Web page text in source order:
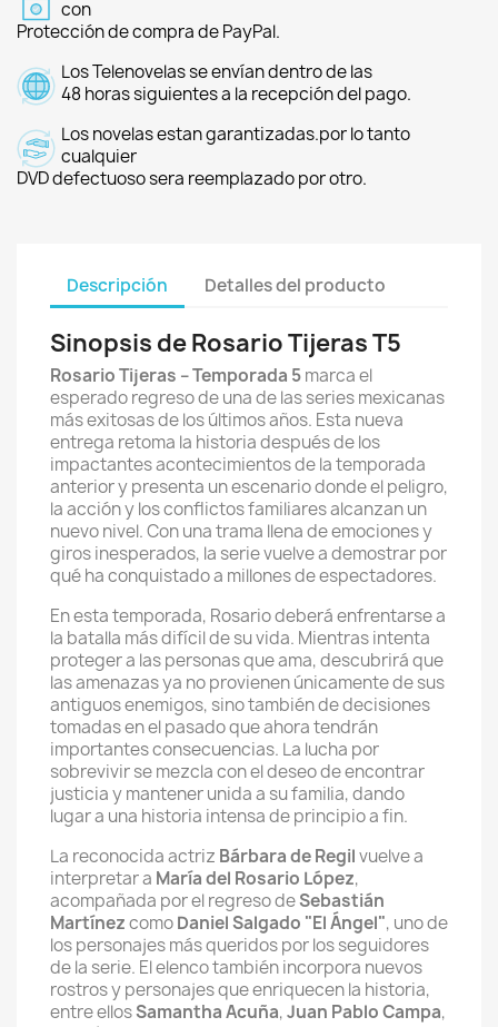
con
Protección de compra de PayPal.
Los Telenovelas se envían dentro de las
48 horas siguientes a la recepción del pago.
Los novelas estan garantizadas.por lo tanto
cualquier
DVD defectuoso sera reemplazado por otro.
Descripción Detalles del producto
Sinopsis de Rosario Tijeras T5
Rosario Tijeras – Temporada 5marca el
esperado regreso de una de las series mexicanas
más exitosas de los últimos años. Esta nueva
entrega retoma la historia después de los
impactantes acontecimientos de la temporada
anterior y presenta un escenario donde el peligro,
la acción y los conflictos familiares alcanzan un
nuevo nivel. Con una trama llena de emociones y
giros inesperados, la serie vuelve a demostrar por
qué ha conquistado a millones de espectadores.
En esta temporada, Rosario deberá enfrentarse a
la batalla más difícil de su vida. Mientras intenta
proteger a las personas que ama, descubrirá que
las amenazas ya no provienen únicamente de sus
antiguos enemigos, sino también de decisiones
tomadas en el pasado que ahora tendrán
importantes consecuencias. La lucha por
sobrevivir se mezcla con el deseo de encontrar
justicia y mantener unida a su familia, dando
lugar a una historia intensa de principio a fin.
La reconocida actriz Bárbara de Regilvuelve a
interpretar a María del Rosario López,
acompañada por el regreso deSebastián
MartínezcomoDaniel Salgado "El Ángel", uno de
los personajes más queridos por los seguidores
de la serie. El elenco también incorpora nuevos
rostros y personajes que enriquecen la historia,
entre ellosSamantha Acuña,Juan Pablo Campa,